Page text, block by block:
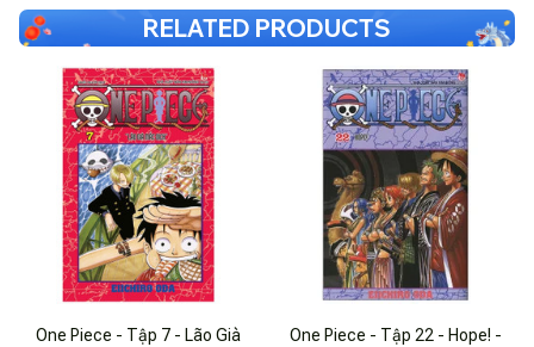
RELATED PRODUCTS
One Piece - Tập 7 - Lão Già
One Piece - Tập 22 - Hope! -